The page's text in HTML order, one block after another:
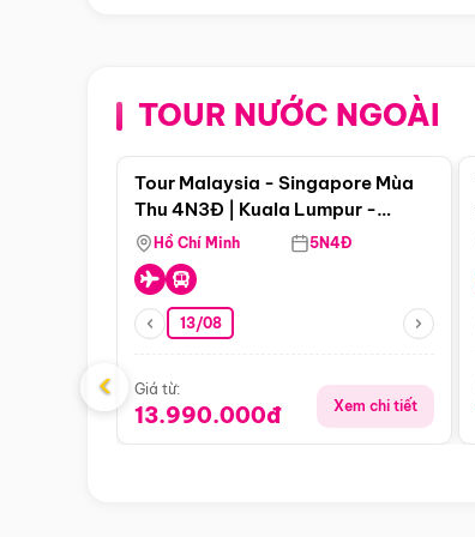
TOUR NƯỚC NGOÀI
Điểm nổi bật
Tour Malaysia - Singapore Mùa
Thu 4N3Đ | Kuala Lumpur -
Malacca - Johor Baru -
Singapore
Hồ Chí Minh 5N4Đ
13/08
Giá từ:
13.990.000đ Xem chi tiết
‹